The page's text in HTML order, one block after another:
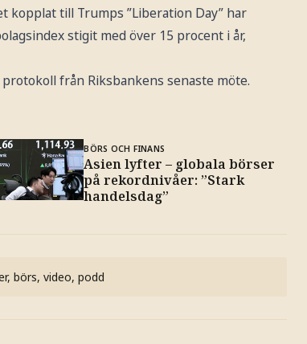
till Trumps ”Liberation Day” har
stigit med över 15 procent i år,
från Riksbankens senaste möte.
BÖRS OCH FINANS
Asien lyfter – globala börser
på rekordnivåer: ”Stark
handelsdag”
börs, video, podd